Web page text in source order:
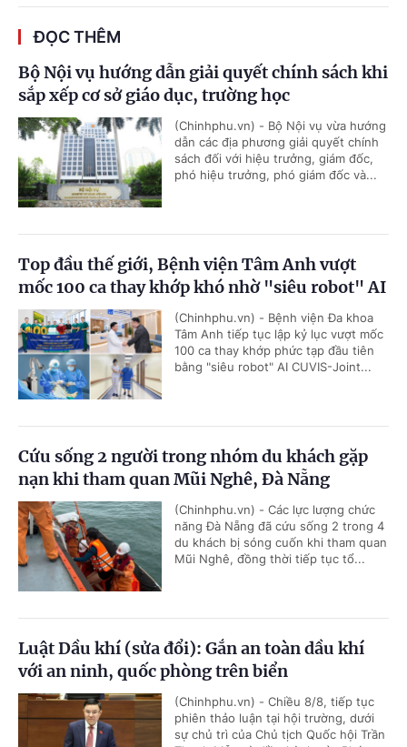
ĐỌC THÊM
Bộ Nội vụ hướng dẫn giải quyết chính sách khi
sắp xếp cơ sở giáo dục, trường học
(Chinhphu.vn) - Bộ Nội vụ vừa hướng
dẫn các địa phương giải quyết chính
sách đối với hiệu trưởng, giám đốc,
phó hiệu trưởng, phó giám đốc và...
Top đầu thế giới, Bệnh viện Tâm Anh vượt
mốc 100 ca thay khớp khó nhờ "siêu robot" AI
(Chinhphu.vn) - Bệnh viện Đa khoa
Tâm Anh tiếp tục lập kỷ lục vượt mốc
100 ca thay khớp phức tạp đầu tiên
bằng "siêu robot" AI CUVIS-Joint...
Cứu sống 2 người trong nhóm du khách gặp
nạn khi tham quan Mũi Nghê, Đà Nẵng
(Chinhphu.vn) - Các lực lượng chức
năng Đà Nẵng đã cứu sống 2 trong 4
du khách bị sóng cuốn khi tham quan
Mũi Nghê, đồng thời tiếp tục tổ...
Luật Dầu khí (sửa đổi): Gắn an toàn dầu khí
với an ninh, quốc phòng trên biển
(Chinhphu.vn) - Chiều 8/8, tiếp tục
phiên thảo luận tại hội trường, dưới
sự chủ trì của Chủ tịch Quốc hội Trần